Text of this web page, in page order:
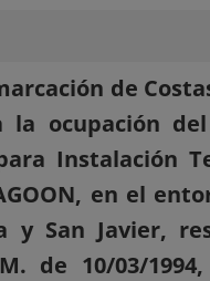
de
la ocupación
Instalación
en el
y San Javier,
de 10/03/